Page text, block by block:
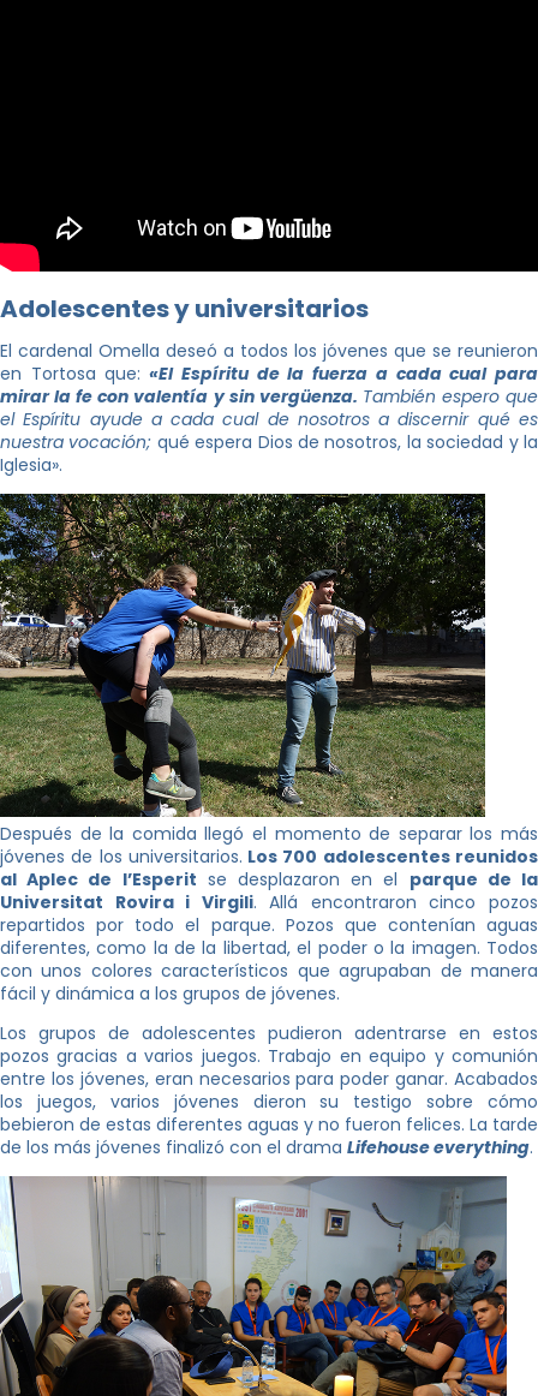
Adolescentes y universitarios
El cardenal Omella deseó a todos los jóvenes que se reunieron
en Tortosa que: «El Espíritu de la fuerza a cada cual para
mirar la fe con valentía y sin vergüenza. También espero que
el Espíritu ayude a cada cual de nosotros a discernir qué es
nuestra vocación; qué espera Dios de nosotros, la sociedad y la
Iglesia».
Después de la comida llegó el momento de separar los más
jóvenes de los universitarios. Los 700 adolescentes reunidos
al Aplec de l’Esperit se desplazaron en el parque de la
Universitat Rovira i Virgili. Allá encontraron cinco pozos
repartidos por todo el parque. Pozos que contenían aguas
diferentes, como la de la libertad, el poder o la imagen. Todos
con unos colores característicos que agrupaban de manera
fácil y dinámica a los grupos de jóvenes.
Los grupos de adolescentes pudieron adentrarse en estos
pozos gracias a varios juegos. Trabajo en equipo y comunión
entre los jóvenes, eran necesarios para poder ganar. Acabados
los juegos, varios jóvenes dieron su testigo sobre cómo
bebieron de estas diferentes aguas y no fueron felices. La tarde
de los más jóvenes finalizó con el drama Lifehouse everything.